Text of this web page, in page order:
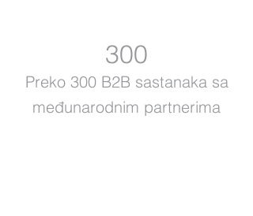
300
Preko 300 B2B sastanaka sa
međunarodnim partnerima